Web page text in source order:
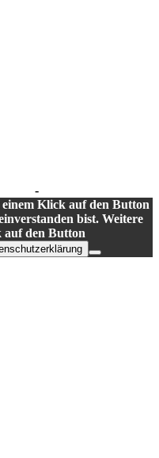
-
Klick auf den Button
bist. Weitere
den Button